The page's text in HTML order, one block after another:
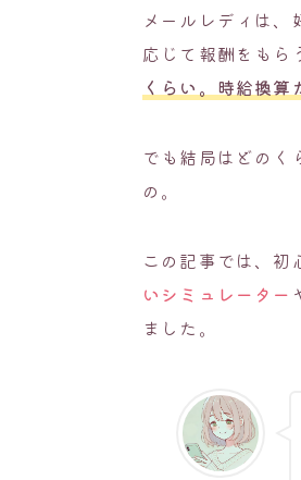
メールレディは
応じて報酬をもら
くらい。時給換
でも結局はどの
の。
この記事では、
いシミュレーター
ました。